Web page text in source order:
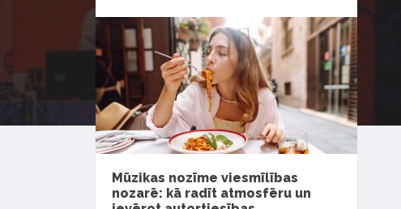
Mūzikas nozīme viesmīlības
nozarē: kā radīt atmosfēru un